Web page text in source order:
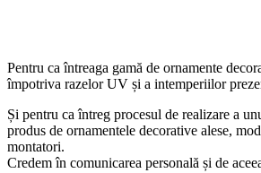
Pentru ca întreaga gamă de ornamente
împotriva razelor UV și a intemperiilor
Și pentru ca întreg procesul de realizare a
produs de ornamentele decorative alese,
montatori.
Credem în comunicarea personală și de